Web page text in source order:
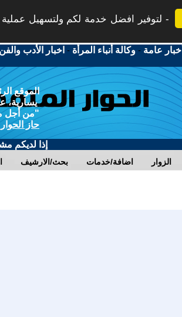
لتوفير افضل خدمة لكم ولتسهيل
أخبار عامة -وكالة أنباء المرأة - اخبار الأدب والفن
الموقع
يسارية،
"من أجل
حاز
إذا لديكم
بحث/الارشيف اضافة/خدمات الزوار